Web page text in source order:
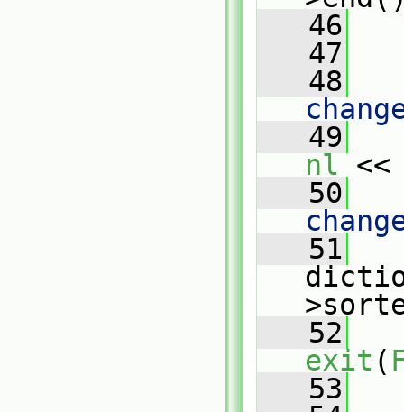
   46
   47
   48
   49
nl
   50
   51
   52
exit (
   53